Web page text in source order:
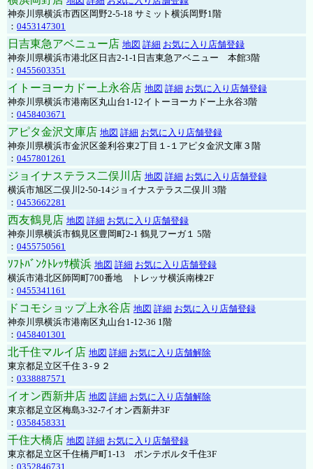
神奈川県横浜市西区岡野2-5-18 サミット横浜岡野1階
： 0453147301
日吉東急アベニュー店 地図 詳細 お気に入り店舗登録
神奈川県横浜市港北区日吉2-1-1日吉東急アベニュー 本館3階
： 0455603351
イトーヨーカドー上永谷店 地図 詳細 お気に入り店舗登録
神奈川県横浜市港南区丸山台1-12イトーヨーカドー上永谷3階
： 0458403671
アピタ金沢文庫店 地図 詳細 お気に入り店舗登録
神奈川県横浜市金沢区釜利谷東2丁目１-１アピタ金沢文庫３階
： 0457801261
ジョイナステラス二俣川店 地図 詳細 お気に入り店舗登録
横浜市旭区二俣川2-50-14ジョイナステラス二俣川 3階
： 0453662281
西友鶴見店 地図 詳細 お気に入り店舗登録
神奈川県横浜市鶴見区豊岡町2-1 鶴見フーガ１ 5階
： 0455750561
ｿﾌﾄﾊﾞﾝｸﾄﾚｯｻ横浜 地図 詳細 お気に入り店舗登録
横浜市港北区師岡町700番地 トレッサ横浜南棟2F
： 0455341161
ドコモショップ上永谷店 地図 詳細 お気に入り店舗登録
神奈川県横浜市港南区丸山台1-12-36 1階
： 0458401301
北千住マルイ店 地図 詳細 お気に入り店舗解除
東京都足立区千住３-９２
： 0338887571
イオン西新井店 地図 詳細 お気に入り店舗解除
東京都足立区梅島3-32-7イオン西新井3F
： 0358458331
千住大橋店 地図 詳細 お気に入り店舗登録
東京都足立区千住橋戸町1-13 ポンテポルタ千住3F
： 0352846731